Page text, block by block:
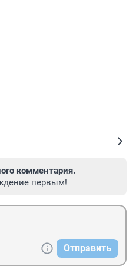
комментария.
первым!
Отправить